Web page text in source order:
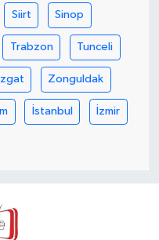
Siirt Sinop
Trabzon Tunceli
Zonguldak
İstanbul İzmir